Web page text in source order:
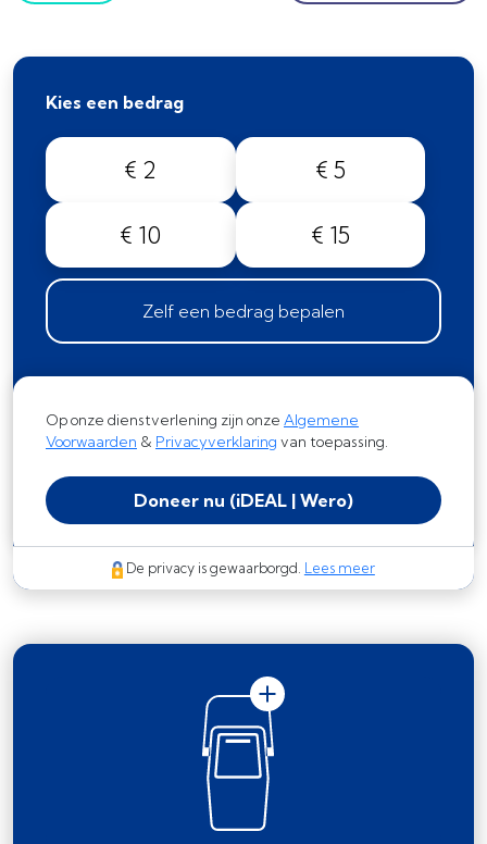
Kies een bedrag
€ 2 € 5
€ 10 € 15
Zelf een bedrag bepalen
Op onze dienstverlening zijn onze Algemene
Voorwaarden & Privacyverklaring van toepassing.
Doneer nu (iDEAL | Wero)
De privacy is gewaarborgd. Lees meer